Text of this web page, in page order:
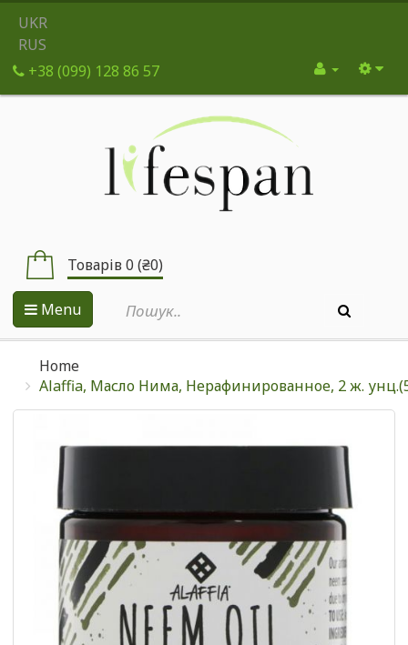
UKR
RUS
+38 (099) 128 86 57
Товарів 0 (₴0)
Menu
Home
Alaffia, Масло Нима, Нерафинированное, 2 ж.